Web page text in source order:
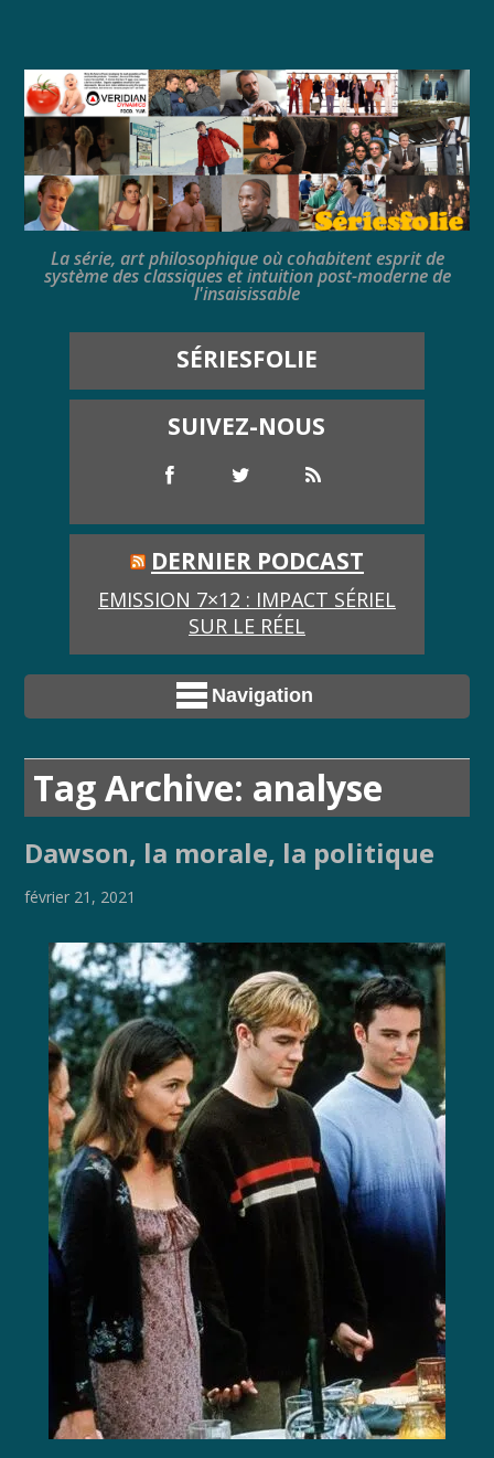
La série, art philosophique où cohabitent esprit de
système des classiques et intuition post-moderne de
l'insaisissable
SÉRIESFOLIE
SUIVEZ-NOUS
DERNIER PODCAST
EMISSION 7×12 : IMPACT SÉRIEL
SUR LE RÉEL
Navigation
Tag Archive: analyse
Dawson, la morale, la politique
février 21, 2021